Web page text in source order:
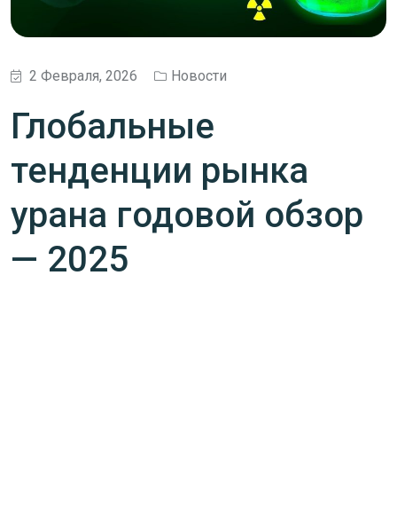
2 Февраля, 2026 Новости
Глобальные
тенденции рынка
урана годовой обзор
— 2025